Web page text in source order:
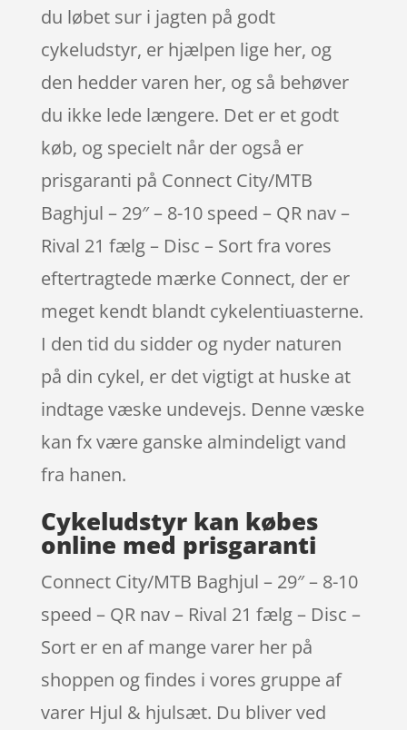
du løbet sur i jagten på godt
cykeludstyr, er hjælpen lige her, og
den hedder varen her, og så behøver
du ikke lede længere. Det er et godt
køb, og specielt når der også er
prisgaranti på Connect City/MTB
Baghjul – 29″ – 8-10 speed – QR nav –
Rival 21 fælg – Disc – Sort fra vores
eftertragtede mærke Connect, der er
meget kendt blandt cykelentiuasterne.
I den tid du sidder og nyder naturen
på din cykel, er det vigtigt at huske at
indtage væske undevejs. Denne væske
kan fx være ganske almindeligt vand
fra hanen.
Cykeludstyr kan købes
online med prisgaranti
Connect City/MTB Baghjul – 29″ – 8-10
speed – QR nav – Rival 21 fælg – Disc –
Sort er en af mange varer her på
shoppen og findes i vores gruppe af
varer Hjul & hjulsæt. Du bliver ved